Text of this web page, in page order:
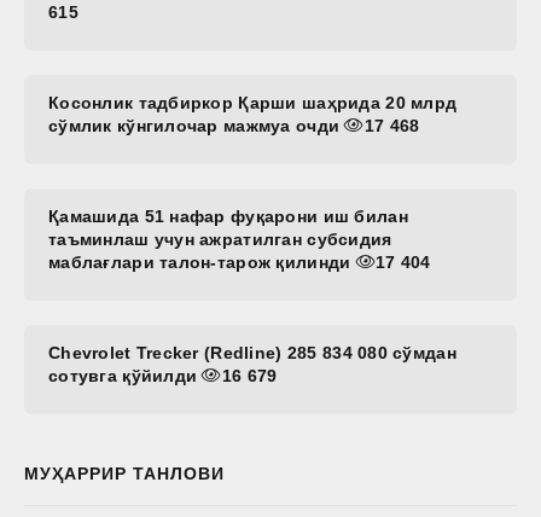
615
Косонлик тадбиркор Қарши шаҳрида 20 млрд
сўмлик кўнгилочар мажмуа очди
17 468
Қамашида 51 нафар фуқарони иш билан
таъминлаш учун ажратилган субсидия
маблағлари талон-тарож қилинди
17 404
Chevrolet Trecker (Redline) 285 834 080 сўмдан
сотувга қўйилди
16 679
МУҲАРРИР ТАНЛОВИ